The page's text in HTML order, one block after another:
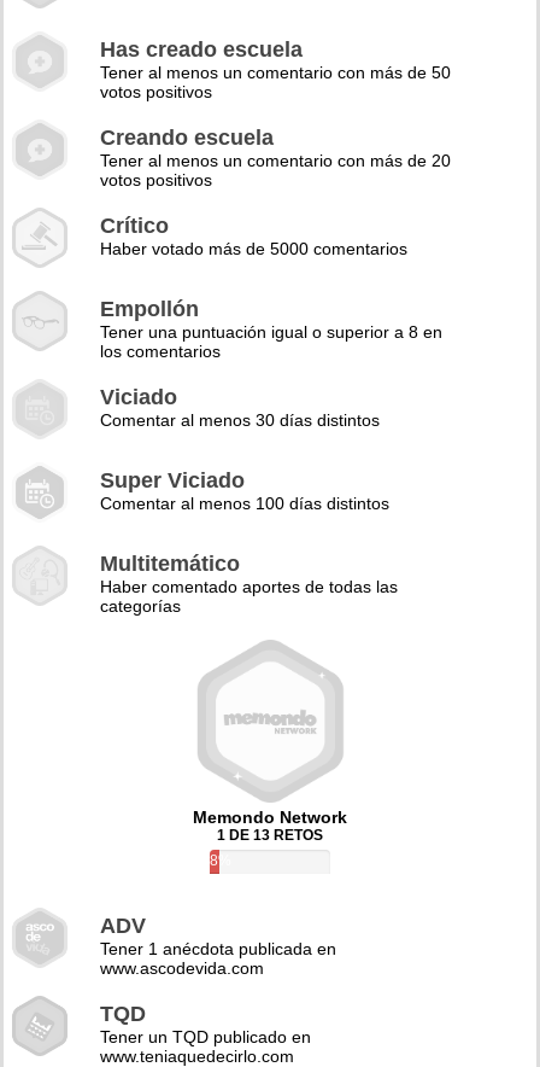
Has creado escuela
Tener al menos un comentario con más de 50
votos positivos
Creando escuela
Tener al menos un comentario con más de 20
votos positivos
Crítico
Haber votado más de 5000 comentarios
Empollón
Tener una puntuación igual o superior a 8 en
los comentarios
Viciado
Comentar al menos 30 días distintos
Super Viciado
Comentar al menos 100 días distintos
Multitemático
Haber comentado aportes de todas las
categorías
Memondo Network
1 DE 13 RETOS
8%
ADV
Tener 1 anécdota publicada en
www.ascodevida.com
TQD
Tener un TQD publicado en
www.teniaquedecirlo.com